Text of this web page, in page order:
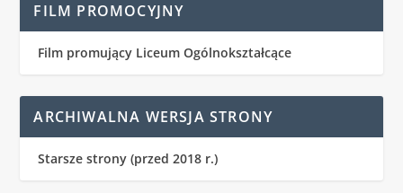
FILM PROMOCYJNY
Film promujący Liceum Ogólnokształcące
ARCHIWALNA WERSJA STRONY
Starsze strony (przed 2018 r.)